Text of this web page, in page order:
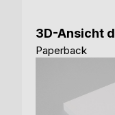
3D-Ansicht
Paperback